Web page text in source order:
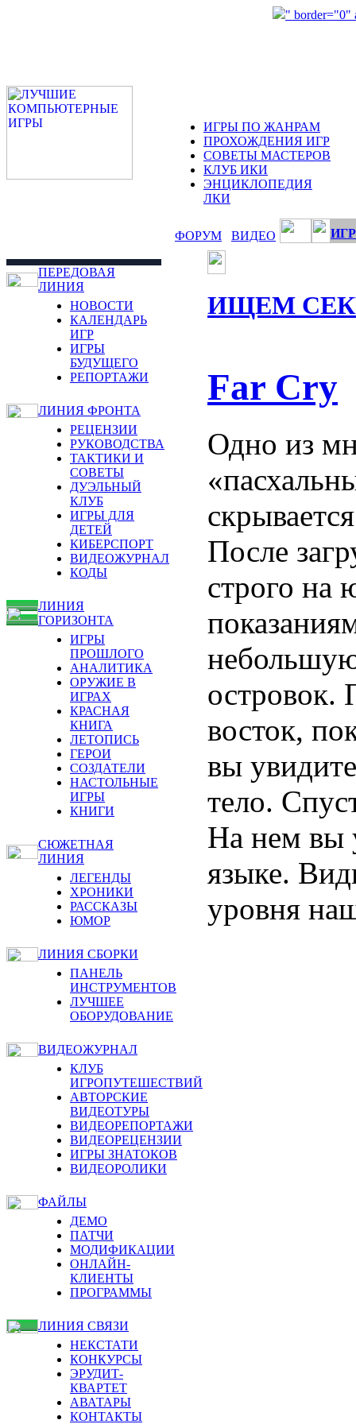
" border="0"
ИГРЫ ПО ЖАНРАМ
ПРОХОЖДЕНИЯ ИГР
СОВЕТЫ МАСТЕРОВ
КЛУБ ИКИ
ЭНЦИКЛОПЕДИЯ
ЛКИ
ФОРУМ ВИДЕО
ПЕРЕДОВАЯ
ЛИНИЯ
НОВОСТИ
КАЛЕНДАРЬ
ИГР
ИГРЫ
БУДУЩЕГО
РЕПОРТАЖИ
ЛИНИЯ ФРОНТА
РЕЦЕНЗИИ
РУКОВОДСТВА
ТАКТИКИ И
СОВЕТЫ
ДУЭЛЬНЫЙ
КЛУБ
ИГРЫ ДЛЯ
ДЕТЕЙ
КИБЕРСПОРТ
ВИДЕОЖУРНАЛ
КОДЫ
ЛИНИЯ
ГОРИЗОНТА
ИГРЫ
ПРОШЛОГО
АНАЛИТИКА
ОРУЖИЕ В
ИГРАХ
КРАСНАЯ
КНИГА
ЛЕТОПИСЬ
ГЕРОИ
СОЗДАТЕЛИ
НАСТОЛЬНЫЕ
ИГРЫ
КНИГИ
СЮЖЕТНАЯ
ЛИНИЯ
ЛЕГЕНДЫ
ХРОНИКИ
РАССКАЗЫ
ЮМОР
ЛИНИЯ СБОРКИ
ПАНЕЛЬ
ИНСТРУМЕНТОВ
ЛУЧШЕЕ
ОБОРУДОВАНИЕ
ВИДЕОЖУРНАЛ
КЛУБ
ИГРОПУТЕШЕСТВИЙ
АВТОРСКИЕ
ВИДЕОТУРЫ
ВИДЕОРЕПОРТАЖИ
ВИДЕОРЕЦЕНЗИИ
ИГРЫ ЗНАТОКОВ
ВИДЕОРОЛИКИ
ФАЙЛЫ
ДЕМО
ПАТЧИ
МОДИФИКАЦИИ
ОНЛАЙН-
КЛИЕНТЫ
ПРОГРАММЫ
ЛИНИЯ СВЯЗИ
НЕКСТАТИ
КОНКУРСЫ
ЭРУДИТ-
КВАРТЕТ
АВАТАРЫ
КОНТАКТЫ
ИЩЕМ
Far Cry
Одно из
После
строго на
островок.
восток,
вы
тело.
На нем вы
языке.
уровня